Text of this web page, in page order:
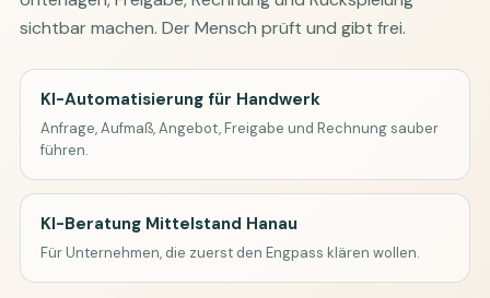
sichtbar machen. Der Mensch prüft und gibt frei.
KI-Automatisierung für Handwerk
Anfrage, Aufmaß, Angebot, Freigabe und Rechnung sauber
führen.
KI-Beratung Mittelstand Hanau
Für Unternehmen, die zuerst den Engpass klären wollen.